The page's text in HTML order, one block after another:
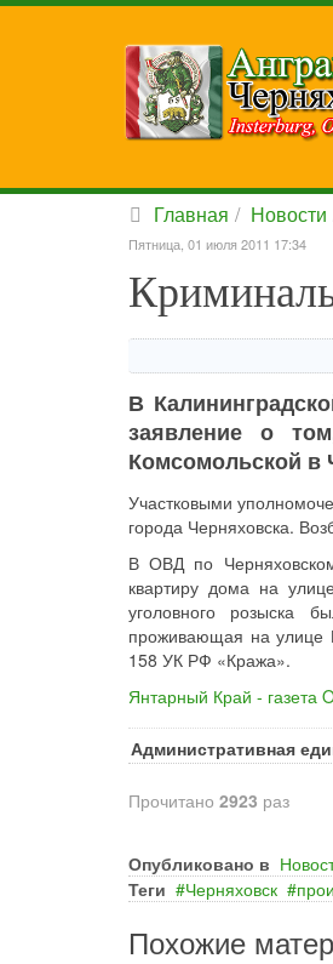
Главная Новости
Пятница, 01 июля 2011 17:34
В
заявление о
Комсомольской в
Участковыми
города Черняховска.
В ОВД по
квартиру дома на
уголовного розыска
проживающая на улице
158 УК РФ «Кража».
Янтарный Край - газета
Административная
Прочитано 2923 раз
Опубликовано в
Теги
Черняховск
Похожие